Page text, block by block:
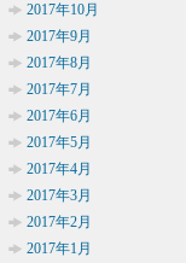
2017年10月
2017年9月
2017年8月
2017年7月
2017年6月
2017年5月
2017年4月
2017年3月
2017年2月
2017年1月